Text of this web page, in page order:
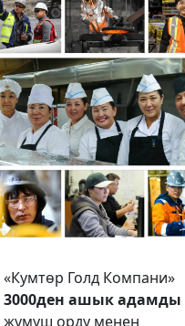
«Кумтөр Голд Компани»
3000ден ашык адамды
жумуш орду менен